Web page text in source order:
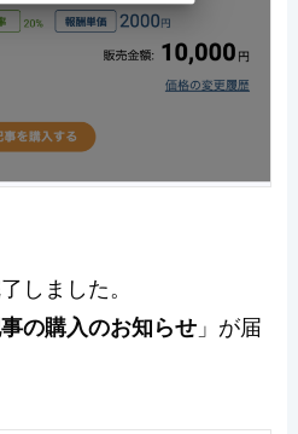
しました。
の購入のお知らせ 」が届